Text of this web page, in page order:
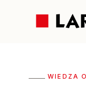
WIEDZA